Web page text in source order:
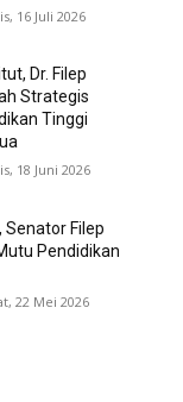
16 Juli 2026
Dr. Filep
Strategis
Tinggi
18 Juni 2026
Senator Filep
Pendidikan
22 Mei 2026